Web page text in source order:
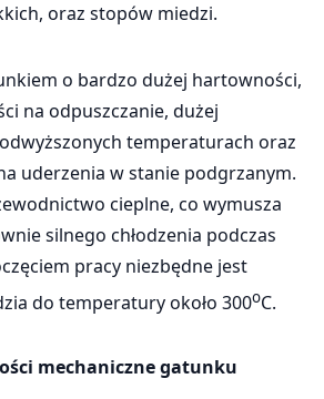
oraz stopów miedzi.
o bardzo dużej hartowności,
na odpuszczanie, dużej
temperaturach oraz
uderzenia w stanie podgrzanym.
cieplne, co wymusza
silnego chłodzenia podczas
pracy niezbędne jest
do temperatury około 300oC.
mechanicznegatunku